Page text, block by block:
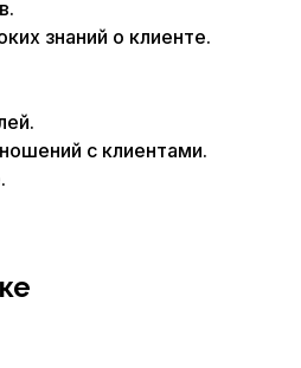
знаний о клиенте.
с клиентами.